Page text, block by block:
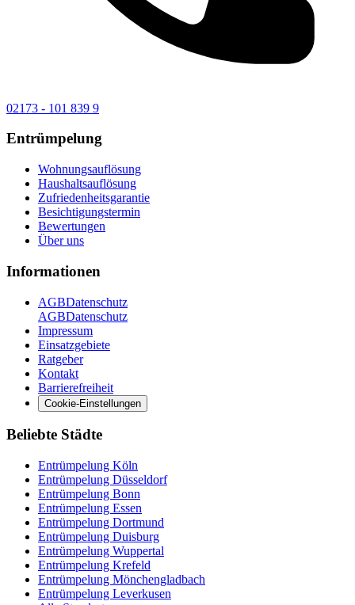
02173 - 101 839 9
Entrümpelung
Wohnungsauflösung
Haushaltsauflösung
Zufriedenheitsgarantie
Besichtigungstermin
Bewertungen
Über uns
Informationen
AGBDatenschutz
AGBDatenschutz
Impressum
Einsatzgebiete
Ratgeber
Kontakt
Barrierefreiheit
Cookie-Einstellungen
Beliebte Städte
Entrümpelung Köln
Entrümpelung Düsseldorf
Entrümpelung Bonn
Entrümpelung Essen
Entrümpelung Dortmund
Entrümpelung Duisburg
Entrümpelung Wuppertal
Entrümpelung Krefeld
Entrümpelung Mönchengladbach
Entrümpelung Leverkusen